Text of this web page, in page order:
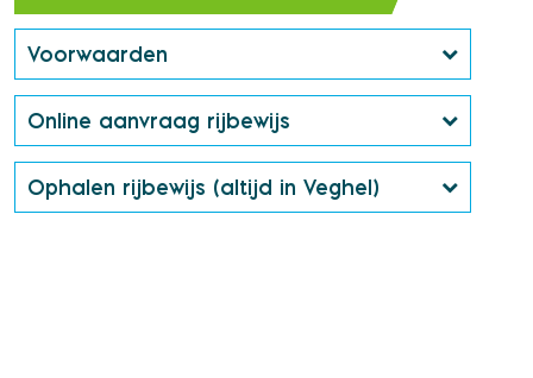
Voorwaarden
Online aanvraag rijbewijs
Ophalen rijbewijs (altijd in Veghel)